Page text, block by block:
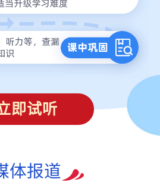
即试听
体报道